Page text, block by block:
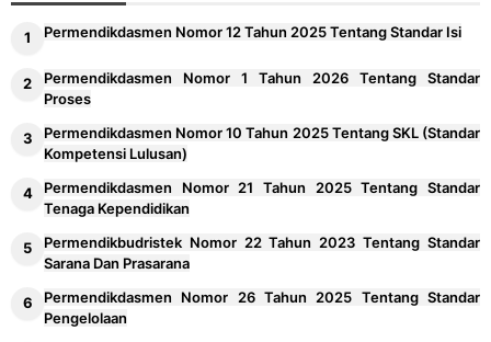
Permendikdasmen Nomor 12 Tahun 2025 Tentang Standar Isi
Permendikdasmen Nomor 1 Tahun 2026 Tentang Standar
Proses
Permendikdasmen Nomor 10 Tahun 2025 Tentang SKL (Standar
Kompetensi Lulusan)
Permendikdasmen Nomor 21 Tahun 2025 Tentang Standar
Tenaga Kependidikan
Permendikbudristek Nomor 22 Tahun 2023 Tentang Standar
Sarana Dan Prasarana
Permendikdasmen Nomor 26 Tahun 2025 Tentang Standar
Pengelolaan